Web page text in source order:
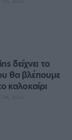
δείχνει το
θα βλέπουμε
καλοκαίρι